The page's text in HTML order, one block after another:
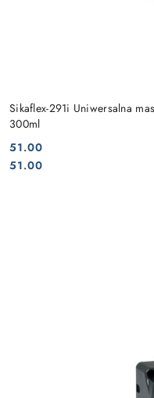
Sikaflex-291i Uniwersalna
300ml
Cena:
51.00
Cena:
51.00